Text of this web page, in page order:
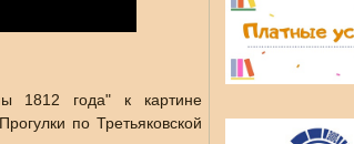
1812 года" к картине
по Третьяковской